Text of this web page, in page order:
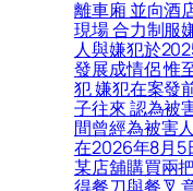
離車廂 並向酒
現場 合力制服
人與嫌犯於
發展成情侶 惟
犯 嫌犯在案發
子往來 認為被
間曾經為被害
在2026年8月5
某店舖購買兩